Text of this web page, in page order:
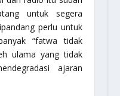
untuk segera
perlu untuk
“fatwa tidak
ulama yang tidak
ajaran